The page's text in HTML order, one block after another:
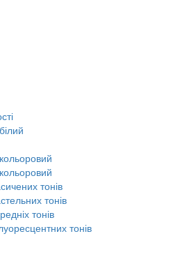
тонів
тонів
тонів
тонів